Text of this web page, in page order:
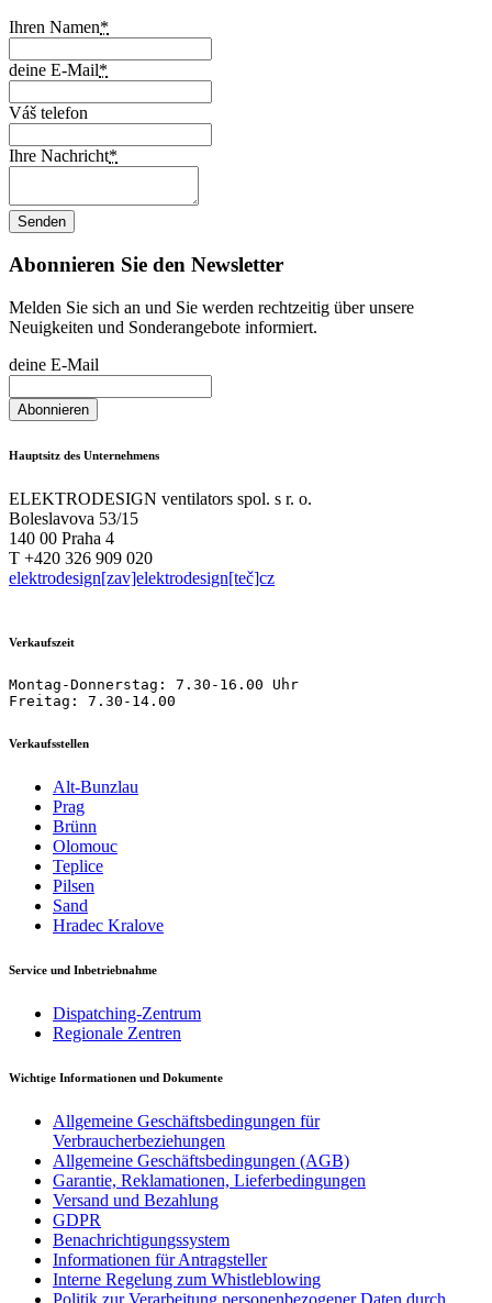
Ihren Namen*
deine E-Mail*
Váš telefon
Ihre Nachricht*
Abonnieren Sie den Newsletter
Melden Sie sich an und Sie werden rechtzeitig über unsere
Neuigkeiten und Sonderangebote informiert.
deine E-Mail
Hauptsitz des Unternehmens
ELEKTRODESIGN ventilators spol. s r. o.
Boleslavova 53/15
140 00 Praha 4
T +420 326 909 020
elektrodesign[zav]elektrodesign[teč]cz
Verkaufszeit
Montag-Donnerstag: 7.30-16.00 Uhr
Freitag: 7.30-14.00
Verkaufsstellen
Alt-Bunzlau
Prag
Brünn
Olomouc
Teplice
Pilsen
Sand
Hradec Kralove
Service und Inbetriebnahme
Dispatching-Zentrum
Regionale Zentren
Wichtige Informationen und Dokumente
Allgemeine Geschäftsbedingungen für
Verbraucherbeziehungen
Allgemeine Geschäftsbedingungen (AGB)
Garantie, Reklamationen, Lieferbedingungen
Versand und Bezahlung
GDPR
Benachrichtigungssystem
Informationen für Antragsteller
Interne Regelung zum Whistleblowing
Politik zur Verarbeitung personenbezogener Daten durch